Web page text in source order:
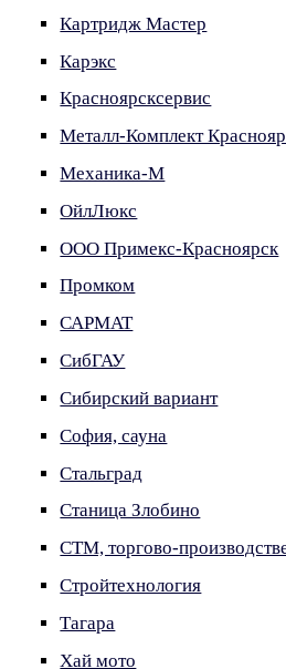
Картридж Мастер
Карэкс
Красноярсксервис
Металл-Комплект
Механика-М
ОйлЛюкс
ООО Примекс-Красноярск
Промком
САРМАТ
СибГАУ
Сибирский вариант
София, сауна
Стальград
Станица Злобино
СТМ, торгово-
Стройтехнология
Тагара
Хай мото